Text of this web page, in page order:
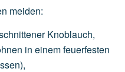
meiden:
Knoblauch,
in einemfeuerfesten